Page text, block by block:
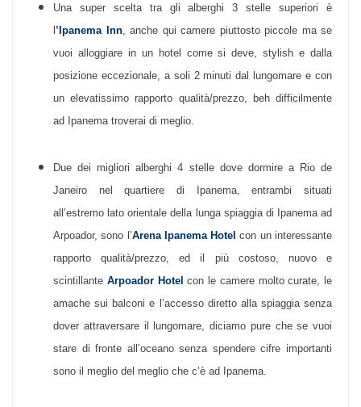
Una super scelta tra gli alberghi 3 stelle superiori è
’ Ipanema Inn, anche qui camere piuttosto piccole ma se
vuoi alloggiare in un hotel come si deve, stylish e dalla
posizione eccezionale, a soli 2 minuti dal lungomare e con
un elevatissimo rapporto qualità/prezzo, beh difficilmente
ad Ipanema troverai di meglio.
Due dei migliori alberghi 4 stelle dove dormire a Rio de
Janeiro nel quartiere di Ipanema, entrambi situati
all’estremo lato orientale della lunga spiaggia di Ipanema ad
Arpoador, sono l’Arena Ipanema Hotel con un interessante
rapporto qualità/prezzo, ed il più costoso, nuovo e
scintillante Arpoador Hotel con le camere molto curate, le
amache sui balconi e l’accesso diretto alla spiaggia senza
dover attraversare il lungomare, diciamo pure che se vuoi
stare di fronte all’oceano senza spendere cifre importanti
sono il meglio del meglio che c’è ad Ipanema.